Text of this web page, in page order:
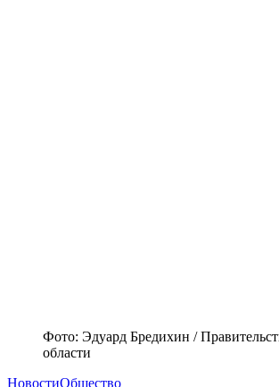
Фото: Эдуард Бредихин /
области
НовостиОбщество